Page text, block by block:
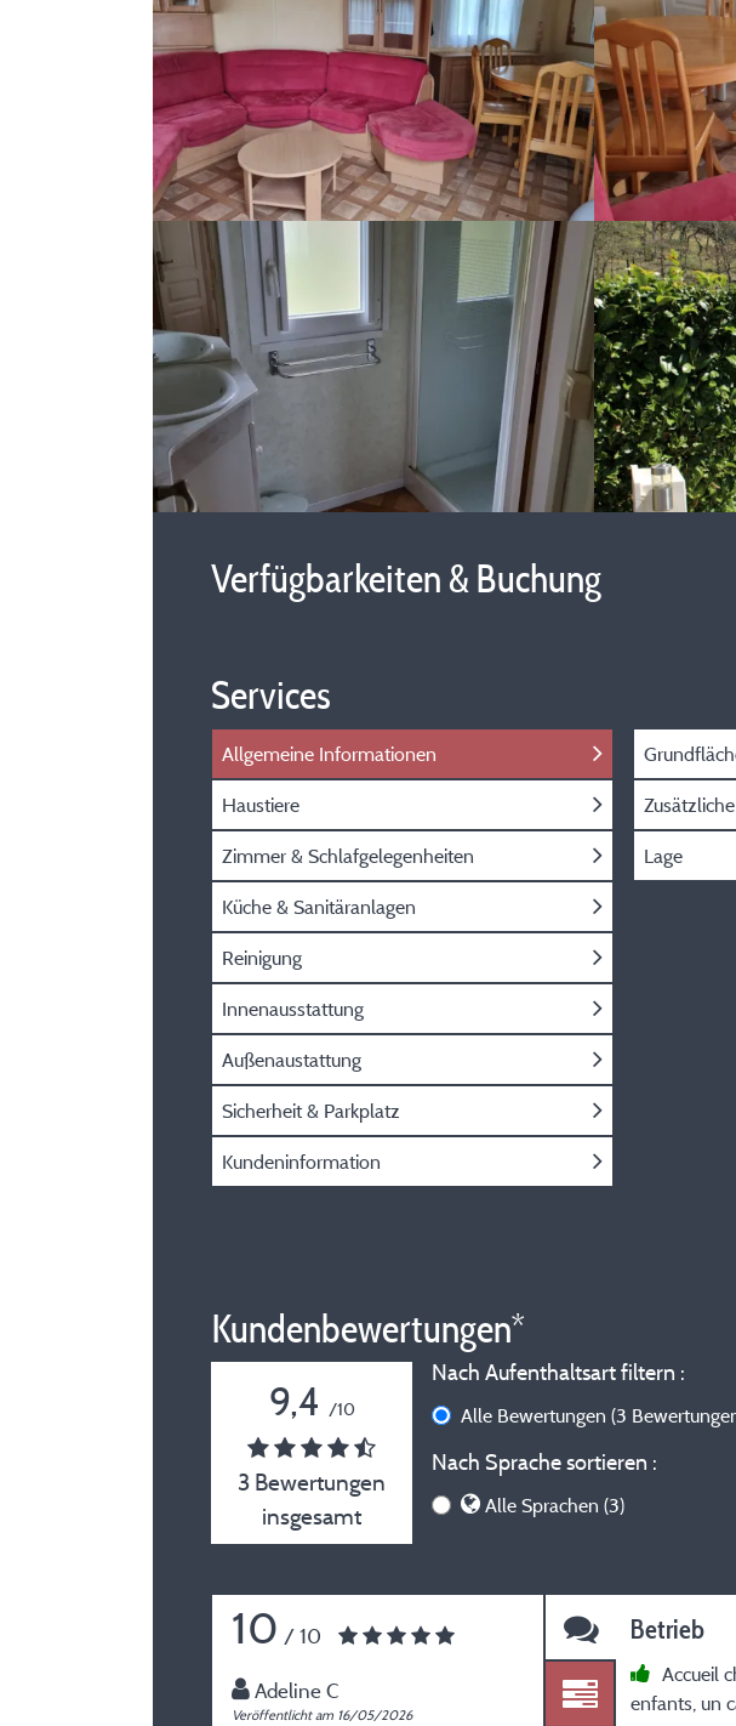
Verfügbarkeiten & Buchung
Services
Allgemeine Informationen
Haustiere
Zimmer & Schlafgelegenheiten
Küche & Sanitäranlagen
Reinigung
Innenausstattung
Außenaustattung
Sicherheit & Parkplatz
Kundeninformation
Lage
Kundenbewertungen*
9,4 /10
3 Bewertungen
insgesamt
Nach Aufenthaltsart filtern :
Alle Bewertungen (3
Nach Sprache sortieren :
Alle Sprachen (3)
10 / 10
Adeline C
Veröffentlicht am 16/05/2026
Betrieb
Accueil
enfants, un